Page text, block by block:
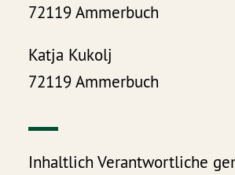
72119 Ammerbuch
Katja Kukolj
72119 Ammerbuch
Inhaltlich Verantwortliche